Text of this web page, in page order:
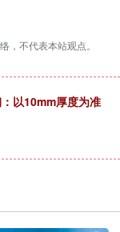
，不代表本站观点。
以10mm厚度为准